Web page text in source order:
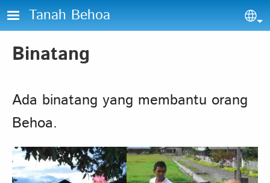
Lompat ke isi utama
Tanah Behoa
Binatang
Ada binatang yang membantu orang
Behoa.